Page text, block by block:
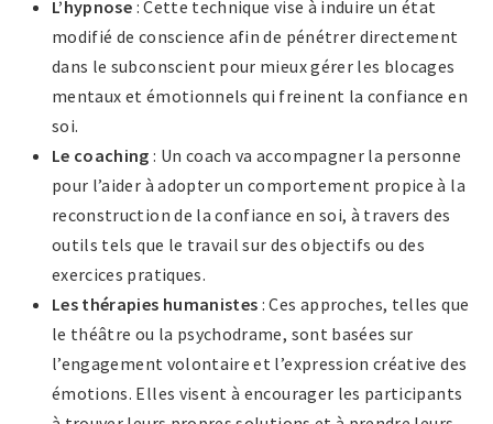
L’hypnose : Cette technique vise à induire un état
modifié de conscience afin de pénétrer directement
dans le subconscient pour mieux gérer les blocages
mentaux et émotionnels qui freinent la confiance en
soi.
Le coaching : Un coach va accompagner la personne
pour l’aider à adopter un comportement propice à la
reconstruction de la confiance en soi, à travers des
outils tels que le travail sur des objectifs ou des
exercices pratiques.
Les thérapies humanistes : Ces approches, telles que
le théâtre ou la psychodrame, sont basées sur
l’engagement volontaire et l’expression créative des
émotions. Elles visent à encourager les participants